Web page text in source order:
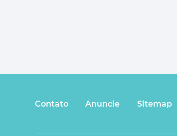
Contato Anuncie Sitemap